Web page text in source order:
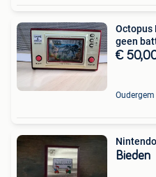
Octopus
geen
€
Oudergem
Bieden